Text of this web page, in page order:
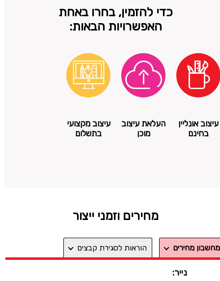
כדי להזמין, בחרו באחת
האפשרויות הבאות:
עיצוב אונליין
בחינם
העלאת עיצוב
מוכן
עיצוב מקצועי
בתשלום
מחירים וזמני ייצור
מחשבון מחירים הוראות לסגירת קבצים
נייר: